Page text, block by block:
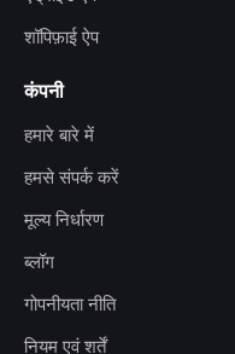
शॉपिफ़ाई ऐप
कंपनी
हमारे बारे में
हमसे संपर्क करें
मूल्य निर्धारण
ब्लॉग
गोपनीयता नीति
नियम एवं शर्तें